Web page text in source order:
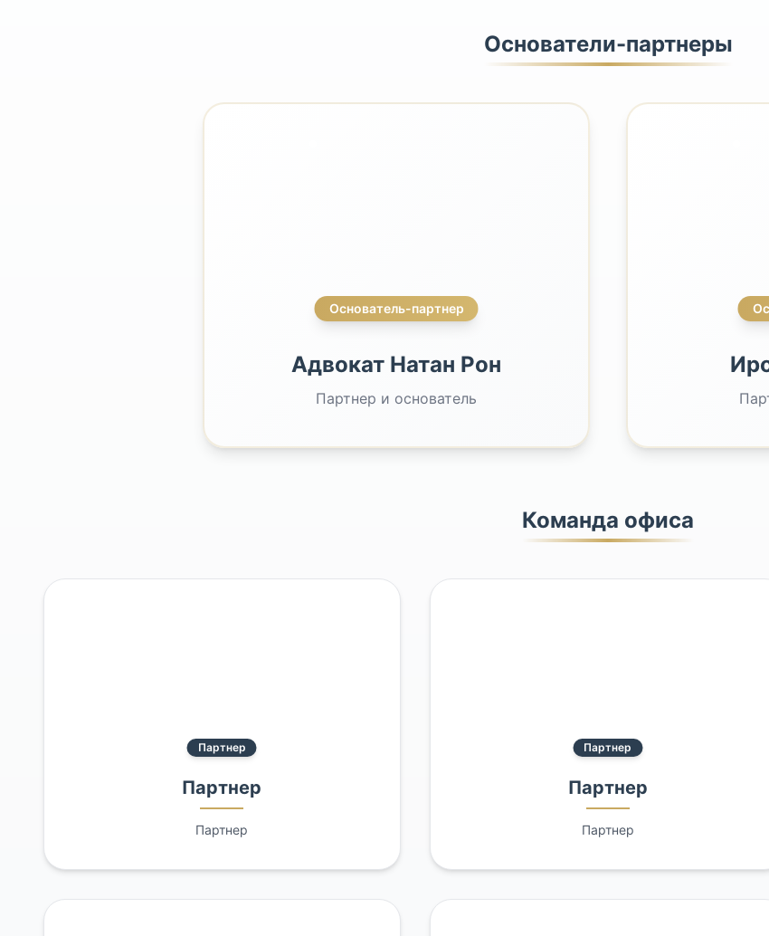
Основатели-партнеры
Основатель-партнер
Адвокат Натан Рон
Партнер и основатель
Команда офиса
Партнер
Партнер
Партнер
Партнер
Партнер
Партнер